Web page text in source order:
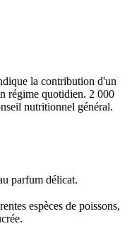
la contribution d'un
régime quotidien. 2 000
nutritionnel général.
parfum délicat.
espèces de poissons,